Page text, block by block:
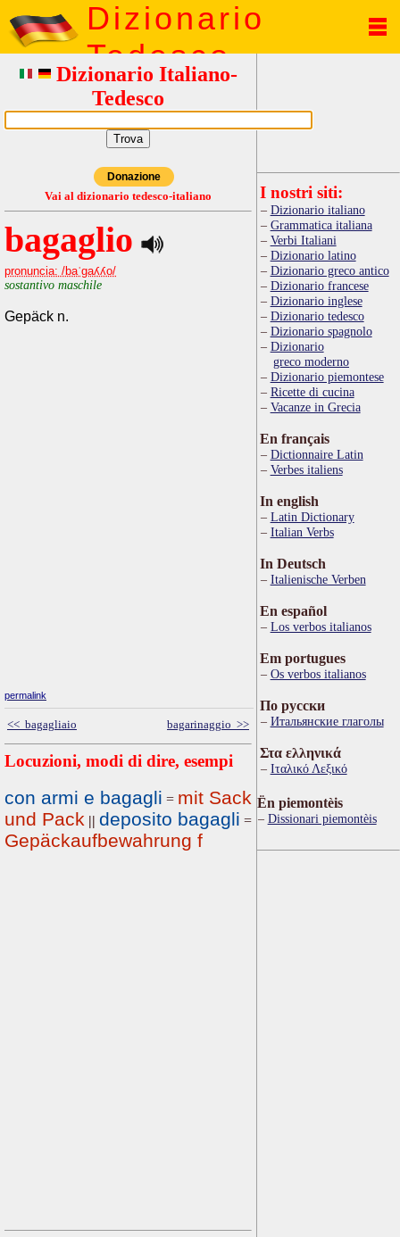
Dizionario
Tedesco
Dizionario Italiano-
Tedesco
Donazione
Vai al dizionario tedesco-italiano
bagaglio
pronuncia: /baˈgaʎʎo/
sostantivo maschile
Gepäck n.
permalink
<< bagagliaio bagarinaggio >>
Locuzioni, modi di dire, esempi
con armi e bagagli = mit Sack
und Pack || deposito bagagli =
Gepäckaufbewahrung f
I nostri siti:
Dizionario italiano
Grammatica italiana
Verbi Italiani
Dizionario latino
Dizionario greco antico
Dizionario francese
Dizionario inglese
Dizionario tedesco
Dizionario spagnolo
Dizionario
greco moderno
Dizionario piemontese
Ricette di cucina
Vacanze in Grecia
En français
Dictionnaire Latin
Verbes italiens
In english
Latin Dictionary
Italian Verbs
In Deutsch
Italienische Verben
En español
Los verbos italianos
Em portugues
Os verbos italianos
По русски
Итальянские глаголы
Στα ελληνικά
Ιταλικό Λεξικό
Ën piemontèis
Dissionari piemontèis